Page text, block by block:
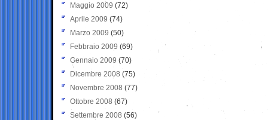
Maggio 2009 (72)
Aprile 2009 (74)
Marzo 2009 (50)
Febbraio 2009 (69)
Gennaio 2009 (70)
Dicembre 2008 (75)
Novembre 2008 (77)
Ottobre 2008 (67)
Settembre 2008 (56)